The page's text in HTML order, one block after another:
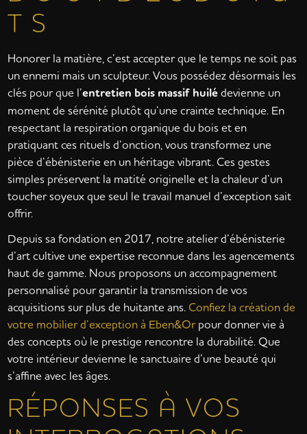
T S
Honorer la matière, c’est accepter que le temps ne soit pas
un ennemi mais un sculpteur. Vous possédez désormais les
clés pour que l’entretien bois massif huilédevienne un
moment de sérénité plutôt qu’une crainte technique. En
respectant la respiration organique du bois et en
pratiquant ces rituels d’onction, vous transformez une
pièce d’ébénisterie en un héritage vibrant. Ces gestes
simples préservent la matité originelle et la chaleur d’un
toucher soyeux que seul le travail manuel d’exception sait
offrir.
Depuis sa fondation en 2017, notre atelier d’ébénisterie
d’art cultive une expertise reconnue dans les agencements
haut de gamme. Nous proposons un accompagnement
personnalisé pour garantir la transmission de vos
acquisitions sur plus de huitante ans. Confiez la création de
votre mobilier d’exception à Eben&Orpour donner vie à
des concepts où le prestige rencontre la durabilité. Que
votre intérieur devienne le sanctuaire d’une beauté qui
s’affine avec les âges.
RÉPONSES À VOS